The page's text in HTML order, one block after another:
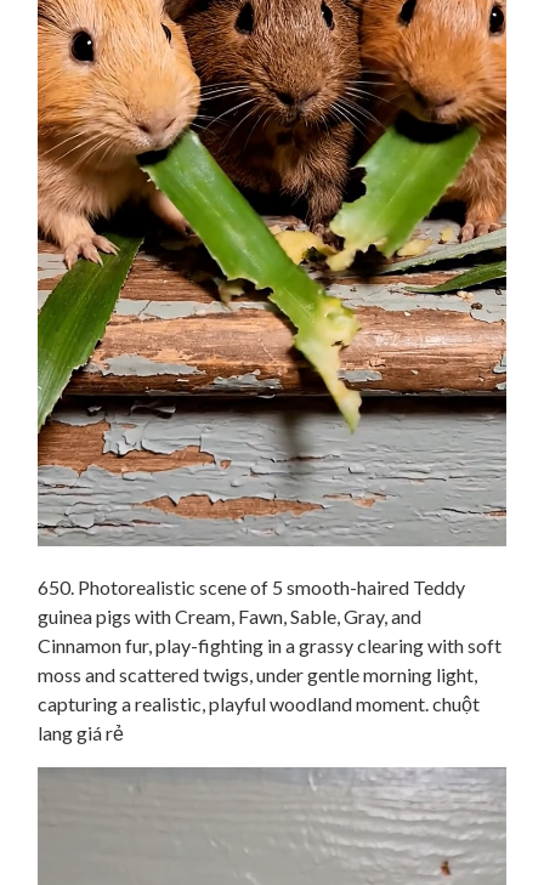
650. Photorealistic scene of 5 smooth-haired Teddy
guinea pigs with Cream, Fawn, Sable, Gray, and
Cinnamon fur, play-fighting in a grassy clearing with soft
moss and scattered twigs, under gentle morning light,
capturing a realistic, playful woodland moment. chuột
lang giá rẻ